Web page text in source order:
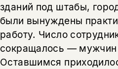
зданий под штабы,
были вынуждены
работу. Число
сокращалось —
Оставшимся